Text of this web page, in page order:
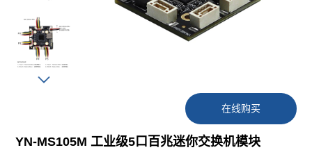
在线购买
YN-MS105M 工业级5口百兆迷你交换机模块